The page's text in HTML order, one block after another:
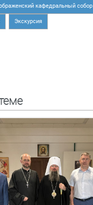
кафедральный собор
Экскурсия